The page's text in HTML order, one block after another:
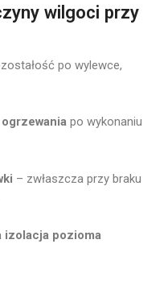
wilgoci przy
po wylewce,
po wykonaniu
– zwłaszcza przy braku
izolacja pozioma